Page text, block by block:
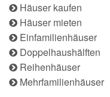
Häuser kaufen
Häuser mieten
Einfamilienhäuser
Doppelhaushälften
Reihenhäuser
Mehrfamilienhäuser